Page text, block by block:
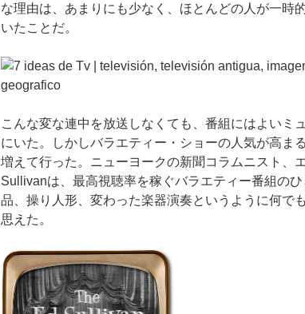
な理由は、あまりにも少なく、ほとんどの人が一時
いたことだ。
こんな変な連中を放送しなくても、番組にはよいミ
にいた。しかしバラエティー・ショーの人気が高ま
増えて行った。ニューヨークの新聞コラムニスト、
Sullivanは、最高視聴率を稼ぐバラエティー番組の
品、操り人形、変わった楽器演奏というように何で
思えた。